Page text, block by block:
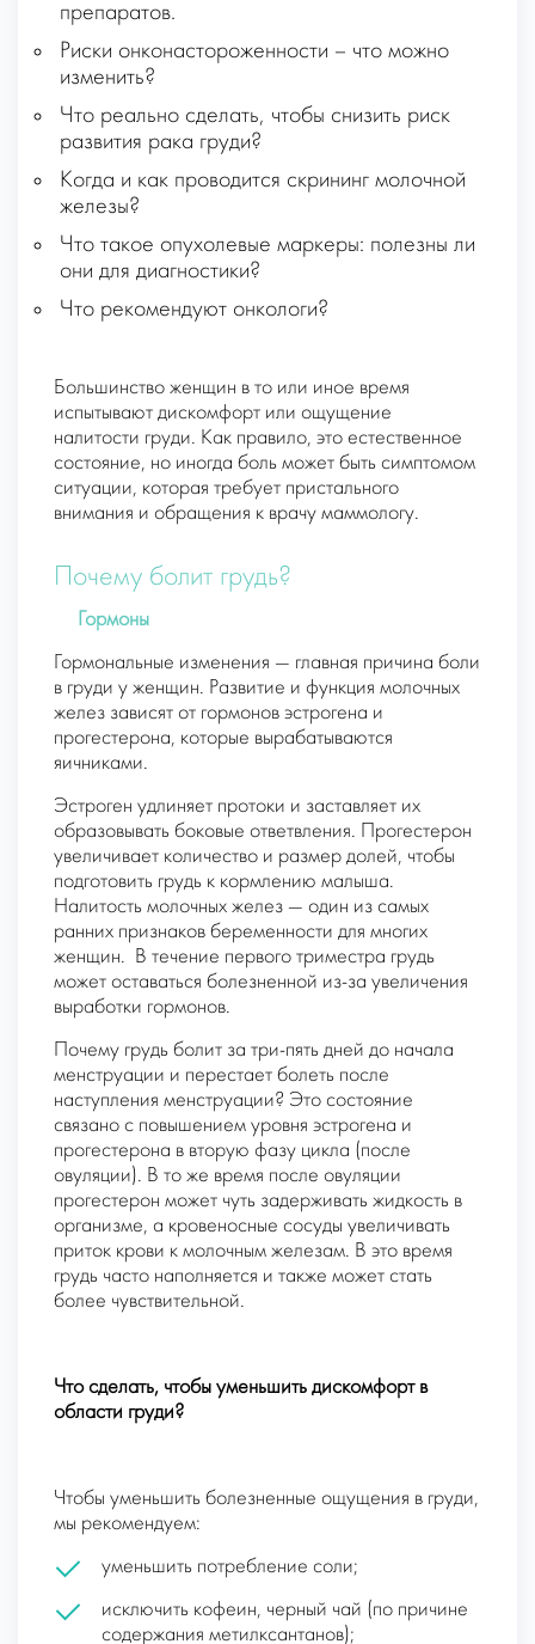
препаратов.
Риски онконастороженности – что можно
изменить?
Что реально сделать, чтобы снизить риск
развития рака груди?
Когда и как проводится скрининг молочной
железы?
Что такое опухолевые маркеры: полезны ли
они для диагностики?
Что рекомендуют онкологи?
Большинство женщин в то или иное время
испытывают дискомфорт или ощущение
налитости груди. Как правило, это естественное
состояние, но иногда боль может быть симптомом
ситуации, которая требует пристального
внимания и обращения к врачу маммологу.
Почему болит грудь?
Гормоны
Гормональные изменения — главная причина боли
в груди у женщин. Развитие и функция молочных
желез зависят от гормонов эстрогена и
прогестерона, которые вырабатываются
яичниками.
Эстроген удлиняет протоки и заставляет их
образовывать боковые ответвления. Прогестерон
увеличивает количество и размер долей, чтобы
подготовить грудь к кормлению малыша.
Налитость молочных желез — один из самых
ранних признаков беременности для многих
женщин. В течение первого триместра грудь
может оставаться болезненной из-за увеличения
выработки гормонов.
Почему грудь болит за три-пять дней до начала
менструации и перестает болеть после
наступления менструации? Это состояние
связано с повышением уровня эстрогена и
прогестерона в вторую фазу цикла (после
овуляции). В то же время после овуляции
прогестерон может чуть задерживать жидкость в
организме, а кровеносные сосуды увеличивать
приток крови к молочным железам. В это время
грудь часто наполняется и также может стать
более чувствительной.
Что сделать, чтобы уменьшить дискомфорт в
области груди?
Чтобы уменьшить болезненные ощущения в груди,
мы рекомендуем:
уменьшить потребление соли;
исключить кофеин, черный чай (по причине
содержания метилксантанов);